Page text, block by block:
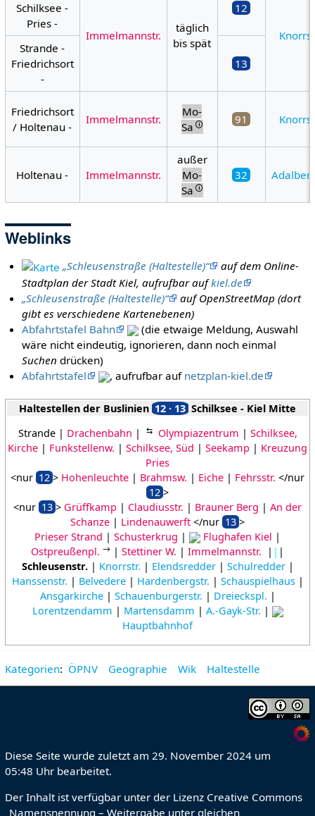
Schilksee -
Pries -
Immelmannstr.
täglich
bis spät
12
Strande -
Friedrichsort
-
13
Friedrichsort
/ Holtenau -
Immelmannstr.
Mo-
Sa 🛈 91
Holtenau - Immelmannstr.
außer
Mo-
Sa 🛈
32
Weblinks
„Schleusenstraße (Haltestelle)“
auf dem Online-
Stadtplan der Stadt Kiel, aufrufbar aufkiel.de
„Schleusenstraße (Haltestelle)“
auf OpenStreetMap (dort
gibt es verschiedene Kartenebenen)
Abfahrtstafel Bahn
(die etwaige Meldung, Auswahl
wäre nicht eindeutig, ignorieren, dann noch einmal
Suchen drücken)
Abfahrtstafel
, aufrufbar auf netzplan-kiel.de
Haltestellen der Buslinien 12 · 13 Schilksee - Kiel Mitte
Strande | Drachenbahn | ⇆ Olympiazentrum | Schilksee,
Kirche | Funkstellenw. | Schilksee, Süd | Seekamp | Kreuzung
Pries
<nur 12> Hohenleuchte | Brahmsw. | Eiche | Fehrsstr. </nur
12>
<nur 13> Grüffkamp | Claudiusstr. | Brauner Berg | An der
Schanze | Lindenauwerft </nur 13>
Prieser Strand | Schusterkrug | Flughafen Kiel |
Ostpreußenpl. → | Stettiner W. | Immelmannstr. | | |
Schleusenstr.| Knorrstr. | Elendsredder| Schulredder|
Hanssenstr. | Belvedere| Hardenbergstr. | Schauspielhaus|
Ansgarkirche| Schauenburgerstr. | Dreieckspl. |
Lorentzendamm | Martensdamm | A.-Gayk-Str. |
Hauptbahnhof
Kategorien: ÖPNV Geographie Wik Haltestelle
Diese Seite wurde zuletzt am 29. November 2024 um
05:48 Uhr bearbeitet.
Der Inhalt ist verfügbar unter der Lizenz Creative Commons
„Namensnennung – Weitergabe unter gleichen